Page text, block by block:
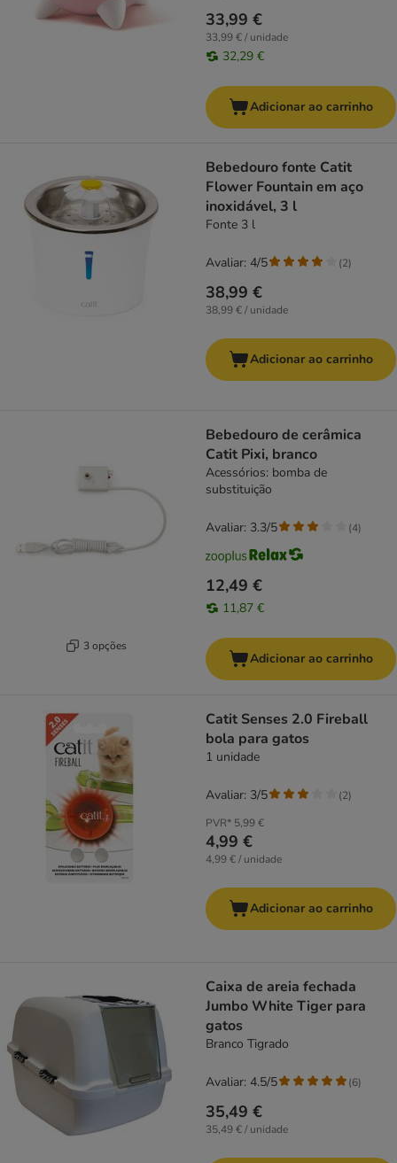
33,99 €
33,99 € / unidade
32,29 €
Adicionar ao carrinho
Bebedouro fonte Catit
Flower Fountain em aço
inoxidável, 3 l
Fonte 3 l
38,99 €
38,99 € / unidade
Avaliar: 4/5 (2)
Adicionar ao carrinho
3 opções
Bebedouro de cerâmica
Catit Pixi, branco
Acessórios: bomba de
substituição
12,49 €
11,87 €
Avaliar: 3.3/5 (4)
Adicionar ao carrinho
Catit Senses 2.0 Fireball
bola para gatos
1 unidade
PVR* 5,99 €
4,99 €
4,99 € / unidade
Avaliar: 3/5 (2)
Adicionar ao carrinho
Caixa de areia fechada
Jumbo White Tiger para
gatos
Branco Tigrado
35,49 €
35,49 € / unidade
Avaliar: 4.5/5 (6)